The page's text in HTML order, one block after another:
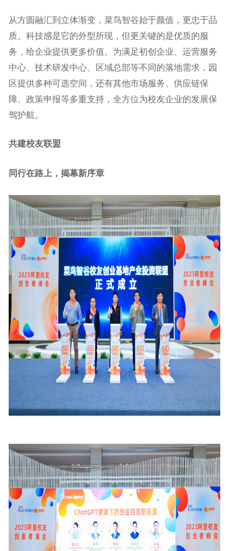
从方圆融汇到立体渐变，菜鸟智谷始于颜值，更忠于品
质。科技感是它的外型所现，但更关键的是优质的服
务，给企业提供更多价值。为满足初创企业、运营服务
中心、技术研发中心、区域总部等不同的落地需求，园
区提供多种可选空间，还有其他市场服务、供应链保
障、政策申报等多重支持，全方位为校友企业的发展保
驾护航。
共建校友联盟
同行在路上，揭幕新序章